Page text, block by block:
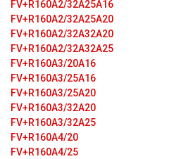
FV+R160A2/32A25A16
FV+R160A2/32A25A20
FV+R160A2/32A32A20
FV+R160A2/32A32A25
FV+R160A3/20A16
FV+R160A3/25A16
FV+R160A3/25A20
FV+R160A3/32A20
FV+R160A3/32A25
FV+R160A4/20
FV+R160A4/25